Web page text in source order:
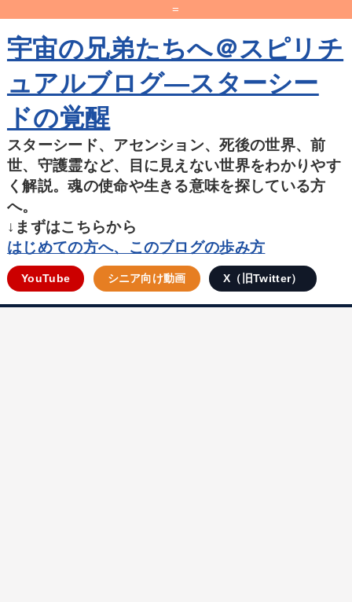
=
宇宙の兄弟たちへ＠スピリチ
ュアルブログ―スターシー
ドの覚醒
スターシード、アセンション、死後の世界、前
世、守護霊など、目に見えない世界をわかりやす
く解説。魂の使命や生きる意味を探している方
へ。
↓まずはこちらから
はじめての方へ、このブログの歩み方
YouTube シニア向け動画 X（旧Twitter）